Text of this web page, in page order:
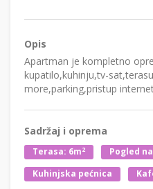
Opis
Apartman je kompletno
kupatilo,kuhinju,tv-
more,parking,pristup
Sadržaj i oprema
Terasa: 6m2 Pogled
Kuhinjska pećnica